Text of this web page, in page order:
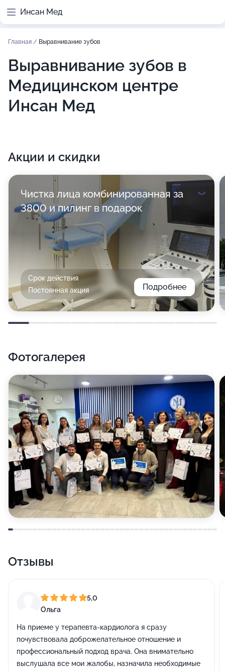
Инсан Мед
Главная / Выравнивание зубов
Выравнивание зубов в
Медицинском центре
Инсан Мед
Акции и скидки
Чистка лица комбинированная за
3800 и пилинг в подарок
Срок действия
Постоянная акция
Подробнее
Фотогалерея
Отзывы
5,0
Ольга
На приеме у терапевта-кардиолога я сразу
почувствовала доброжелательное отношение и
профессиональный подход врача. Она внимательно
выслушала все мои жалобы, назначила необходимые